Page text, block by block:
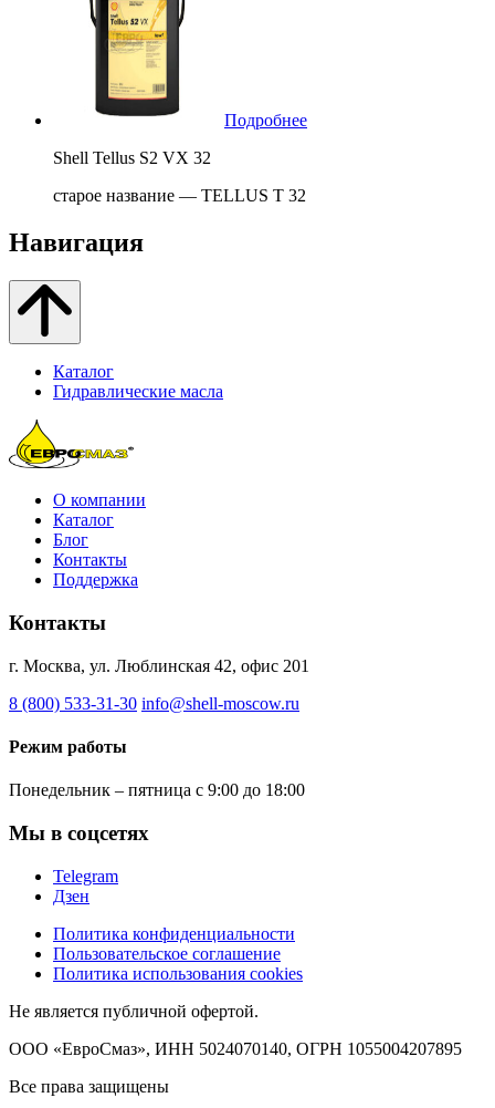
Подробнее
Shell Tellus S2 VX 32
старое название — TELLUS T 32
Навигация
Каталог
Гидравлические масла
О компании
Каталог
Блог
Контакты
Поддержка
Контакты
г. Москва, ул. Люблинская 42, офис 201
8 (800) 533-31-30 info@shell-moscow.ru
Режим работы
Понедельник – пятница с 9:00 до 18:00
Мы в соцсетях
Telegram
Дзен
Политика конфиденциальности
Пользовательское соглашение
Политика использования cookies
Не является публичной офертой.
ООО «ЕвроСмаз», ИНН 5024070140, ОГРН 1055004207895
Все права защищены